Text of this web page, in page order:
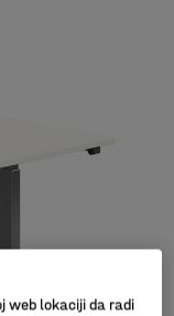
web lokaciji da radi